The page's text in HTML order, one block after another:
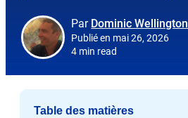
Par Dominic Wellington
Publié en mai 26, 2026
4 min read
Table des matières